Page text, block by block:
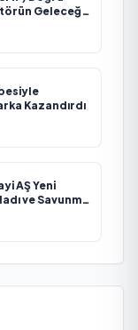
Geleceği:
Kazandırdı
AŞ Yeni
ve Savunma
Vurgusu